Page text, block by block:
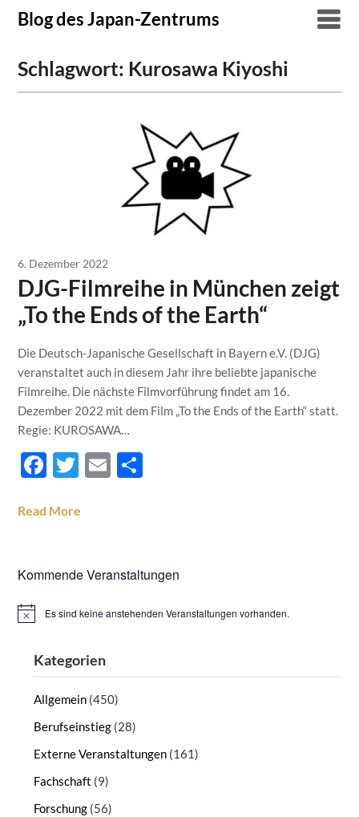
SkipBlog des Japan-Zentrums
Schlagwort: Kurosawa Kiyoshi
6. Dezember 2022
DJG-Filmreihe in München zeigt
„To the Ends of the Earth“
Die Deutsch-Japanische Gesellschaft in Bayern e.V. (DJG)
veranstaltet auch in diesem Jahr ihre beliebte japanische
Filmreihe. Die nächste Filmvorführung findet am 16.
Dezember 2022 mit dem Film „To the Ends of the Earth“ statt.
Regie: KUROSAWA…
Facebook
Twitter
Email
Read More
Kommende Veranstaltungen
HinweisEs sind keine anstehenden Veranstaltungen vorhanden.
Kategorien
Allgemein (450)
Berufseinstieg (28)
Externe Veranstaltungen (161)
Fachschaft (9)
Forschung (56)